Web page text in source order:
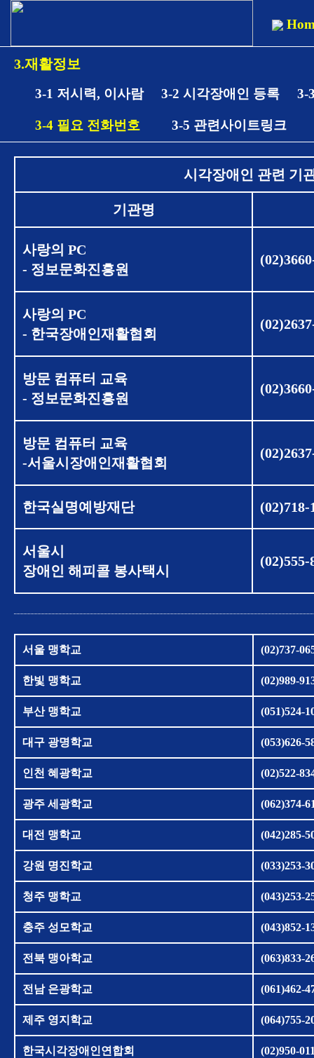
3.재활정보
3-1 저시력, 이사람 3-2 시각장애인 등록 3-
3-4 필요 전화번호 3-5 관련사이트링크
시각장애인 관련 기
기관명
사랑의 PC
- 정보문화진흥원
사랑의 PC
- 한국장애인재활협회
방문 컴퓨터 교육
- 정보문화진흥원
방문 컴퓨터 교육
-서울시장애인재활협회
한국실명예방재단 (02)718-
서울시
장애인 해피콜 봉사택시
(02)555-
서울 맹학교 (02)737-
한빛 맹학교 (02)989-
부산 맹학교 (051)524-
대구 광명학교 (053)626-
인천 혜광학교 (02)522-
광주 세광학교 (062)374-
대전 맹학교 (042)285-
강원 명진학교 (033)253-
청주 맹학교 (043)253-
충주 성모학교 (043)852-
전북 맹아학교 (063)833-
전남 은광학교 (061)462-
제주 영지학교 (064)755-
한국시각장애인연합회 (02)950-